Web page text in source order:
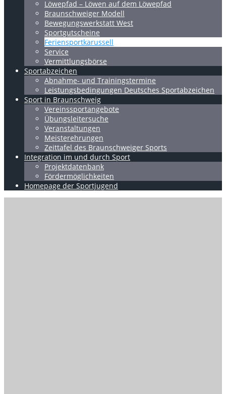
Löwepfad – Löwen auf dem Löwepfad
Braunschweiger Modell
Bewegungswerkstatt West
Sportgutscheine
Feriensportkarussell
Service
Vermittlungsbörse
Sportabzeichen
Abnahme- und Trainingstermine
Leistungsbedingungen Deutsches Sportabzeichen
Sport in Braunschweig
Vereinssportangebote
Übungsleitersuche
Veranstaltungen
Meisterehrungen
Zeittafel des Braunschweiger Sports
Integration im und durch Sport
Projektdatenbank
Fördermöglichkeiten
Homepage der Sportjugend